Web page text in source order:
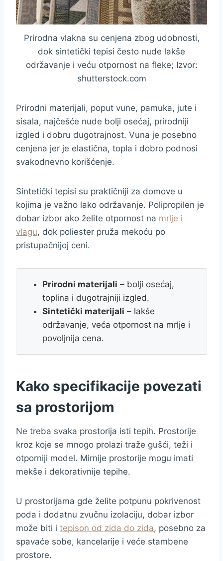
Prirodna vlakna su cenjena zbog udobnosti,
dok sintetički tepisi često nude lakše
održavanje i veću otpornost na fleke; Izvor:
shutterstock.com
Prirodni materijali, poput vune, pamuka, jute i
sisala, najčešće nude bolji osećaj, prirodniji
izgled i dobru dugotrajnost. Vuna je posebno
cenjena jer je elastična, topla i dobro podnosi
svakodnevno korišćenje.
Sintetički tepisi su praktičniji za domove u
kojima je važno lako održavanje. Polipropilen je
dobar izbor ako želite otpornost na mrlje i
vlagu, dok poliester pruža mekoću po
pristupačnijoj ceni.
Prirodni materijali – bolji osećaj,
toplina i dugotrajniji izgled.
Sintetički materijali – lakše
održavanje, veća otpornost na mrlje i
povoljnija cena.
Kako specifikacije povezati
sa prostorijom
Ne treba svaka prostorija isti tepih. Prostorije
kroz koje se mnogo prolazi traže gušći, teži i
otporniji model. Mirnije prostorije mogu imati
mekše i dekorativnije tepihe.
U prostorijama gde želite potpunu pokrivenost
poda i dodatnu zvučnu izolaciju, dobar izbor
može biti i tepison od zida do zida, posebno za
spavaće sobe, kancelarije i veće stambene
prostore.